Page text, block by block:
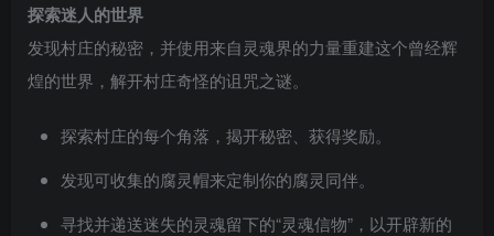
探索迷人的世界
发现村庄的秘密，并使用来自灵魂界的力量重建这个曾经辉
煌的世界，解开村庄奇怪的诅咒之谜。
探索村庄的每个角落，揭开秘密、获得奖励。
发现可收集的腐灵帽来定制你的腐灵同伴。
寻找并递送迷失的灵魂留下的“灵魂信物”，以开辟新的